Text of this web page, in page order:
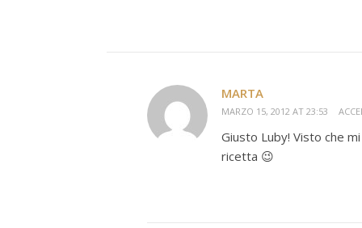
MARTA
MARZO 15, 2012 AT 23:53
Giusto Luby! Visto che
ricetta 😉